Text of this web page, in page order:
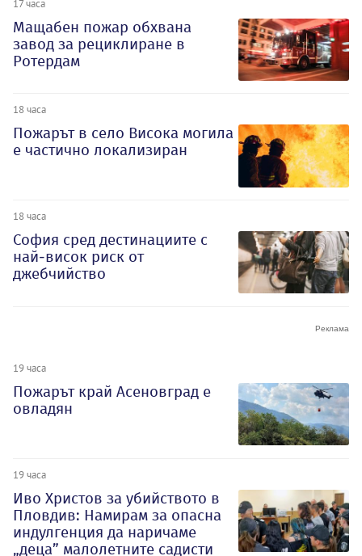
17 часа
Мащабен пожар обхвана
завод за рециклиране в
Ротердам
18 часа
Пожарът в село Висока могила
е частично локализиран
18 часа
София сред дестинациите с
най-висок риск от
джебчийство
19 часа
Пожарът край Асеновград е
овладян
19 часа
Иво Христов за убийството в
Пловдив: Намирам за опасна
индулгенция да наричаме
„деца” малолетните садисти